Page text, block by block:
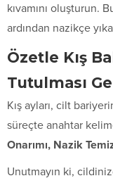
kıvamını oluşturun.
ardından nazikçe
Özetle Kış
Tutulması
Kış ayları, cilt
süreçte anahtar
Onarımı, Nazik
Unutmayın ki,